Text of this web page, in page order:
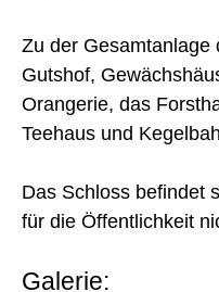
Zu der Gesamtanlage
Gutshof,
Orangerie, das
Teehaus und
Das Schloss befindet
für die Öffentlichkeit
Galerie: